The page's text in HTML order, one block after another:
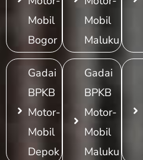
Mobil
Bogor
Gadai
BPKB
Motor-
Mobil
Depok
Mobil
Maluku
Gadai
BPKB
Motor-
Mobil
Maluku